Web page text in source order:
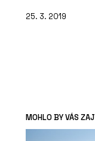
25. 3. 2019
MOHLO BY VÁS